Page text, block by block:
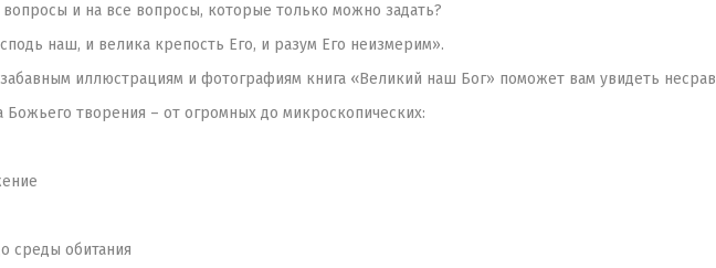
и на все вопросы, которые только можно задать?
наш, и велика крепость Его, и разум Его неизмерим».
иллюстрациям и фотографиям книга «Великий наш Бог» поможет вам увидеть
Божьего творения – от огромных до микроскопических:
среды обитания